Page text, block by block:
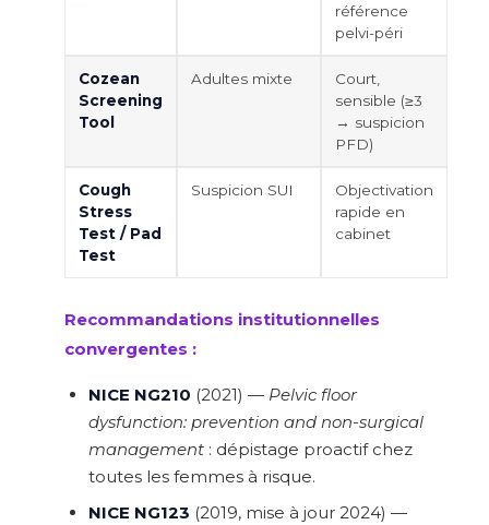
référence
pelvi-péri
Cozean
Screening
Tool
Adultes mixte
Court,
sensible (≥3
→ suspicion
PFD)
Cough
Stress
Test / Pad
Test
Suspicion SUI
Objectivation
rapide en
cabinet
Recommandations institutionnelles
convergentes :
NICE NG210 (2021) — Pelvic floor
dysfunction: prevention and non-surgical
management : dépistage proactif chez
toutes les femmes à risque.
NICE NG123 (2019, mise à jour 2024) —